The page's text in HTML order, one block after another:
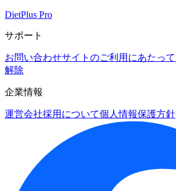
DietPlus Pro
サポート
お問い合わせサイトのご利用にあたって
解除
企業情報
運営会社採用について個人情報保護方針